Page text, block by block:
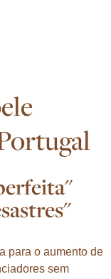
para o aumento de
sem